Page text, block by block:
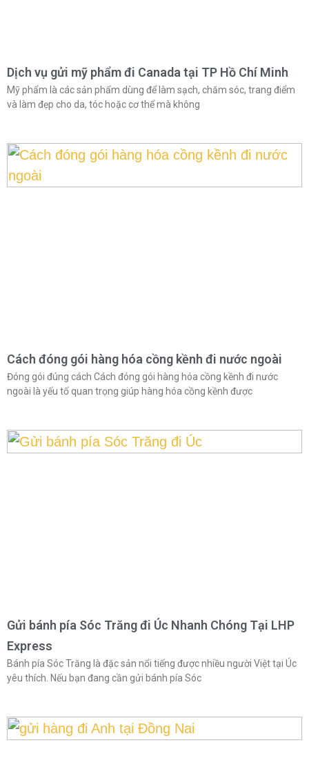
Dịch vụ gửi mỹ phẩm đi Canada tại TP Hồ Chí Minh
Mỹ phẩm là các sản phẩm dùng để làm sạch, chăm sóc, trang điểm
và làm đẹp cho da, tóc hoặc cơ thể mà không
Cách đóng gói hàng hóa cồng kềnh đi nước ngoài
Đóng gói đúng cách Cách đóng gói hàng hóa cồng kềnh đi nước
ngoài là yếu tố quan trọng giúp hàng hóa cồng kềnh được
Gửi bánh pía Sóc Trăng đi Úc Nhanh Chóng Tại LHP
Express
Bánh pía Sóc Trăng là đặc sản nổi tiếng được nhiều người Việt tại Úc
yêu thích. Nếu bạn đang cần gửi bánh pía Sóc